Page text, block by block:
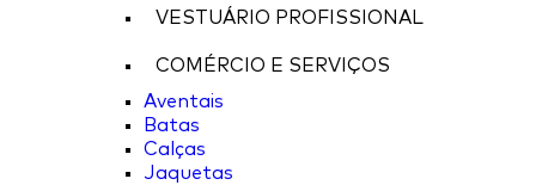
VESTUÁRIO PROFISSIONAL
COMÉRCIO E SERVIÇOS
Aventais
Batas
Calças
Jaquetas